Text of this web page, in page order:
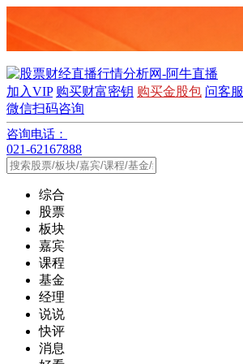
加入VIP 购买财富密钥 购买金股包 问客服
微信扫码咨询
咨询电话：
021-62167888
综合
股票
板块
嘉宾
课程
基金
经理
说说
快评
消息